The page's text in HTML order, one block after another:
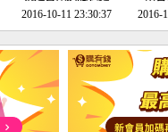
2016-10-11 23:30:37
2016-